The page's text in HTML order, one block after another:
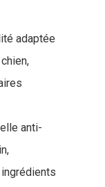
adaptée
anti-